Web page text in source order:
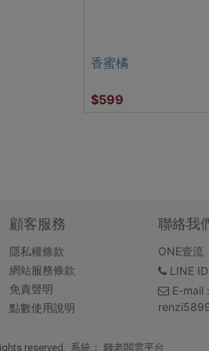
香蜜橘
$599
顧客服務
隱私權條款
網站服務條款
免責聲明
點數使用說明
聯絡我
ONE壹流
LINE ID
E-mail :
reserved. 系統： 錢老闆雲平台